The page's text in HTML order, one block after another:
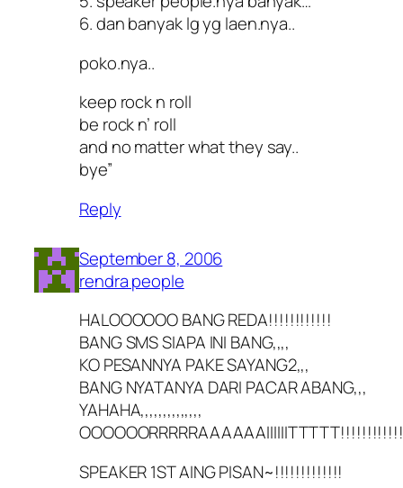
6. dan banyak lg yg laen.nya..
poko.nya..
keep rock n roll
be rock n’ roll
and no matter what they say..
bye”
Reply
September 8, 2006
rendra people
HALOOOOOO BANG REDA!!!!!!!!!!!!
BANG SMS SIAPA INI BANG,,,,
KO PESANNYA PAKE SAYANG2,,,
BANG NYATANYA DARI PACAR ABANG,,,
YAHAHA,,,,,,,,,,,,,,
SPEAKER 1ST AING PISAN~!!!!!!!!!!!!!